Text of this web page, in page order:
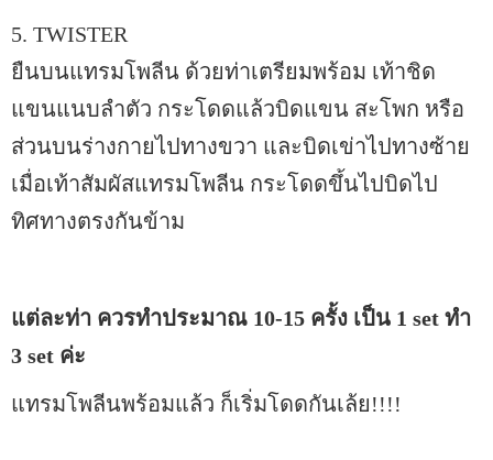
5. TWISTER
ยืนบนแทรมโพลีน ด้วยท่าเตรียมพร้อม เท้าชิด
แขนแนบลำตัว กระโดดแล้วบิดแขน สะโพก หรือ
ส่วนบนร่างกายไปทางขวา และบิดเข่าไปทางซ้าย
เมื่อเท้าสัมผัสแทรมโพลีน กระโดดขึ้นไปบิดไป
ทิศทางตรงกันข้าม
แต่ละท่า ควรทำประมาณ 10-15 ครั้ง เป็น 1 set ทำ
3 set ค่ะ
แทรมโพลีนพร้อมแล้ว ก็เริ่มโดดกันเล้ย!!!!